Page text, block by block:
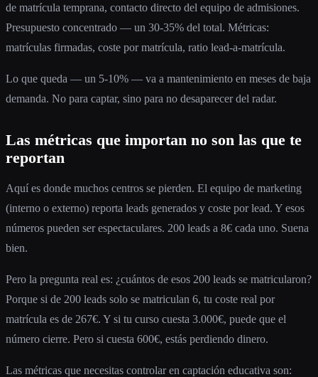
de matrícula temprana, contacto directo del equipo de admisiones.
Presupuesto concentrado — un 30-35% del total. Métricas:
matrículas firmadas, coste por matrícula, ratio lead-a-matrícula.
Lo que queda — un 5-10% — va a mantenimiento en meses de baja
demanda. No para captar, sino para no desaparecer del radar.
Las métricas que importan no son las que te
reportan
Aquí es donde muchos centros se pierden. El equipo de marketing
(interno o externo) reporta leads generados y coste por lead. Y esos
números pueden ser espectaculares. 200 leads a 8€ cada uno. Suena
bien.
Pero la pregunta real es: ¿cuántos de esos 200 leads se matricularon?
Porque si de 200 leads solo se matriculan 6, tu coste real por
matrícula es de 267€. Y si tu curso cuesta 3.000€, puede que el
número cierre. Pero si cuesta 600€, estás perdiendo dinero.
Las métricas que necesitas controlar en captación educativa son: